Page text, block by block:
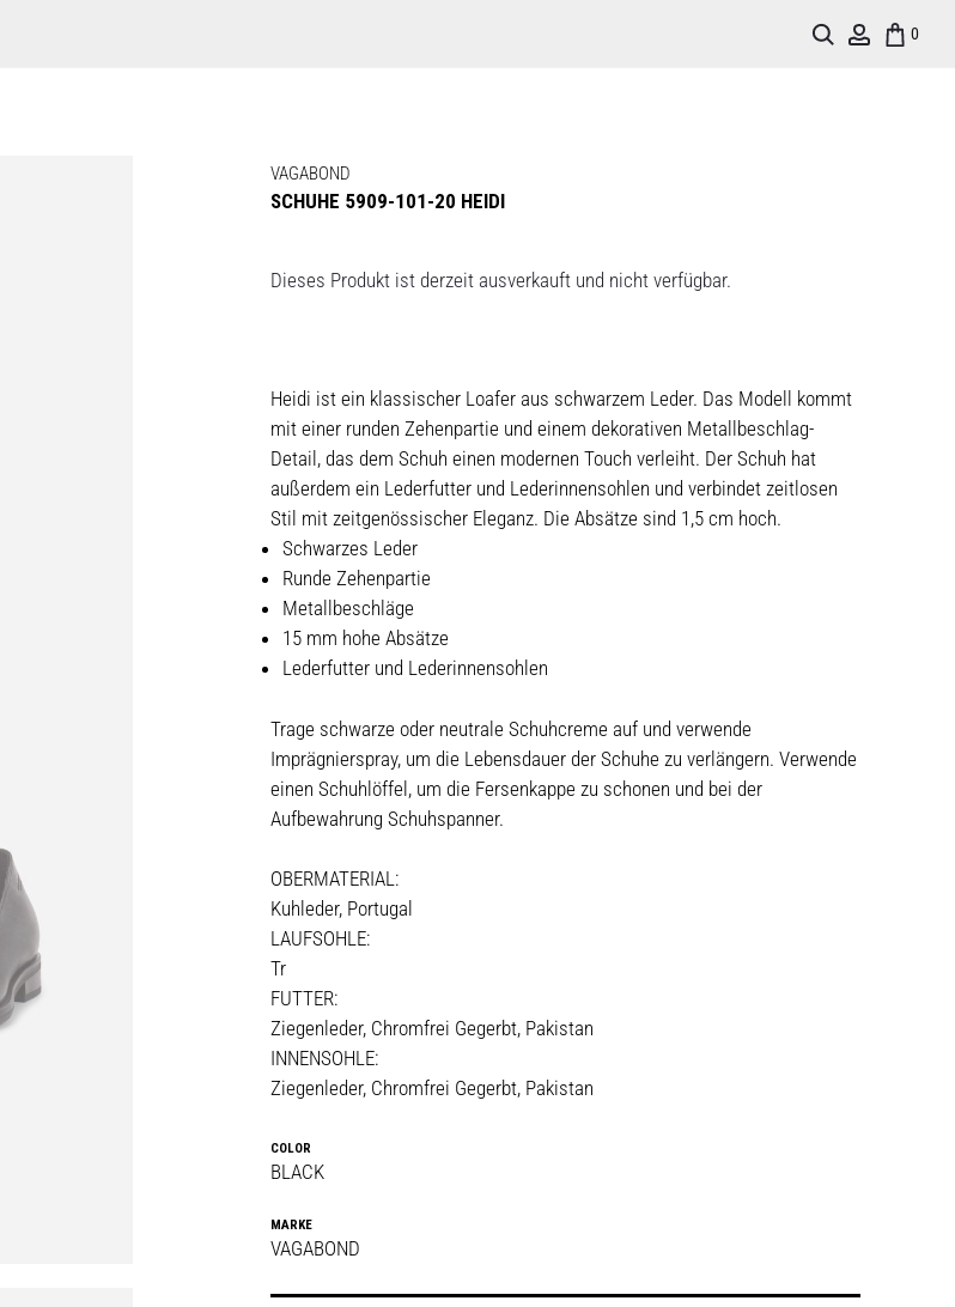
0
Account
Search
VAGABOND
SCHUHE 5909-101-20 HEIDI
Dieses Produkt ist derzeit ausverkauft und nicht verfügbar.
Heidi ist ein klassischer Loafer aus schwarzem Leder. Das Modell kommt
mit einer runden Zehenpartie und einem dekorativen Metallbeschlag-
Detail, das dem Schuh einen modernen Touch verleiht. Der Schuh hat
außerdem ein Lederfutter und Lederinnensohlen und verbindet zeitlosen
Stil mit zeitgenössischer Eleganz. Die Absätze sind 1,5 cm hoch.
Schwarzes Leder
Runde Zehenpartie
Metallbeschläge
15 mm hohe Absätze
Lederfutter und Lederinnensohlen
Trage schwarze oder neutrale Schuhcreme auf und verwende
Imprägnierspray, um die Lebensdauer der Schuhe zu verlängern. Verwende
einen Schuhlöffel, um die Fersenkappe zu schonen und bei der
Aufbewahrung Schuhspanner.
OBERMATERIAL:
Kuhleder, Portugal
LAUFSOHLE:
Tr
FUTTER:
Ziegenleder, Chromfrei Gegerbt, Pakistan
INNENSOHLE:
Ziegenleder, Chromfrei Gegerbt, Pakistan
COLOR
BLACK
MARKE
VAGABOND